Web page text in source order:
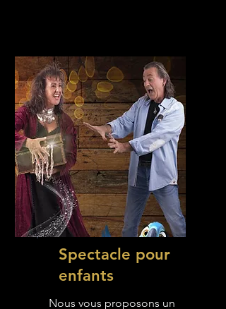
Spectacle pour
enfants
Nous vous proposons un